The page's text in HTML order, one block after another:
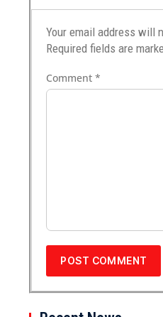
Your email address will
Required fields are
Comment*